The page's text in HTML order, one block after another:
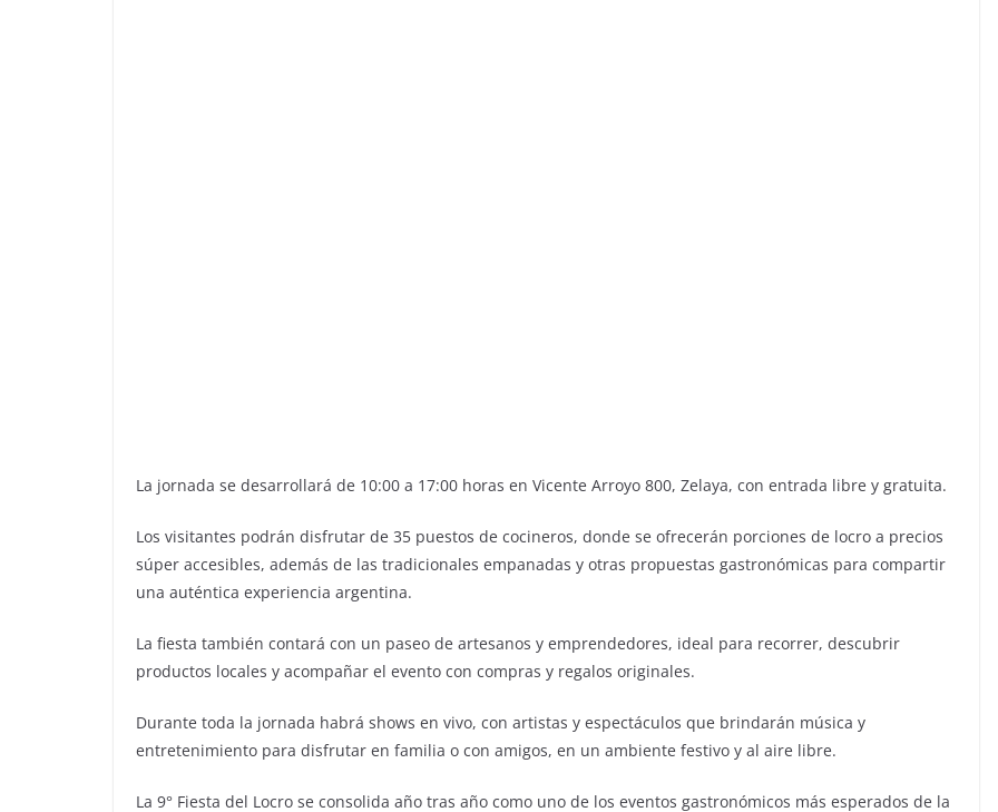
La jornada se desarrollará de 10:00 a 17:00 horas en Vicente Arroyo 800, Zelaya, con entrada libre y gratuita.
Los visitantes podrán disfrutar de 35 puestos de cocineros, donde se ofrecerán porciones de locro a precios
súper accesibles, además de las tradicionales empanadas y otras propuestas gastronómicas para compartir
una auténtica experiencia argentina.
La fiesta también contará con un paseo de artesanos y emprendedores, ideal para recorrer, descubrir
productos locales y acompañar el evento con compras y regalos originales.
Durante toda la jornada habrá shows en vivo, con artistas y espectáculos que brindarán música y
entretenimiento para disfrutar en familia o con amigos, en un ambiente festivo y al aire libre.
La 9° Fiesta del Locro se consolida año tras año como uno de los eventos gastronómicos más esperados de la